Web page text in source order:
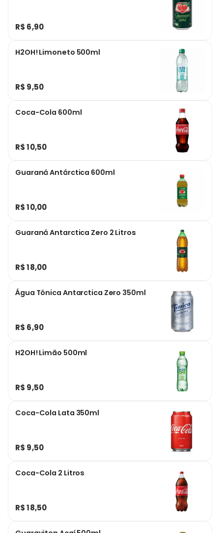
R$ 6,90
H2OH! Limoneto 500ml
R$ 9,50
Coca-Cola 600ml
R$ 10,50
Guaraná Antárctica 600ml
R$ 10,00
Guaraná Antarctica Zero 2 Litros
R$ 18,00
Água Tônica Antarctica Zero 350ml
R$ 6,90
H2OH! Limão 500ml
R$ 9,50
Coca-Cola Lata 350ml
R$ 9,50
Coca-Cola 2 Litros
R$ 18,50